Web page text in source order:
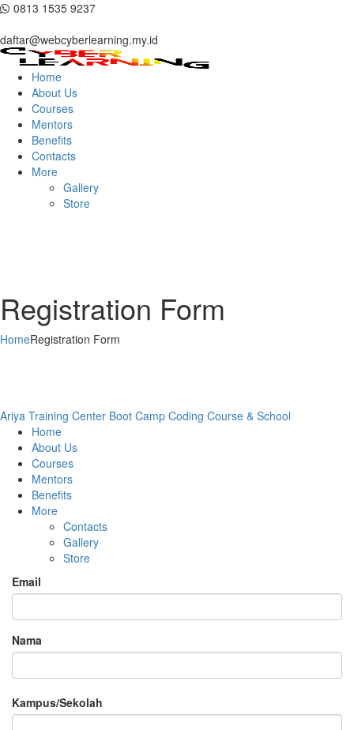
0813 1535 9237
daftar@webcyberlearning.my.id
Home
About Us
Courses
Mentors
Benefits
Contacts
More
Gallery
Store
Registration Form
HomeRegistration Form
Ariya Training Center Boot Camp Coding Course & School
Home
About Us
Courses
Mentors
Benefits
More
Contacts
Gallery
Store
Email
Nama
Kampus/Sekolah